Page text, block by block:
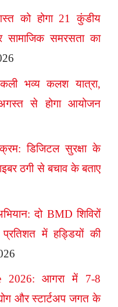
को होगा 21 कुंडीय
सामाजिक समरसता का
भव्य कलश यात्रा,
से होगा आयोजन
डिजिटल सुरक्षा के
ठगी से बचाव के बताए
दो BMD शिविरों
में हड्डियों की
2026: आगरा में 7-8
और स्टार्टअप जगत के